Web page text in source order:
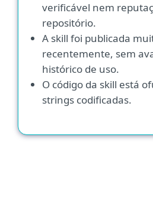
verificável nem
repositório.
A skill foi publicada
recentemente, sem
histórico de uso.
O código da skill está
strings codificadas.